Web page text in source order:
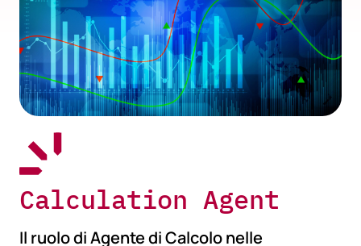
Calculation Agent
Il ruolo di Agente di Calcolo nelle